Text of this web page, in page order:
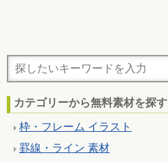
カテゴリーから無料素材を探す
枠・フレーム イラスト
罫線・ライン 素材